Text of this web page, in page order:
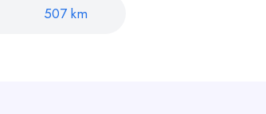
507 km